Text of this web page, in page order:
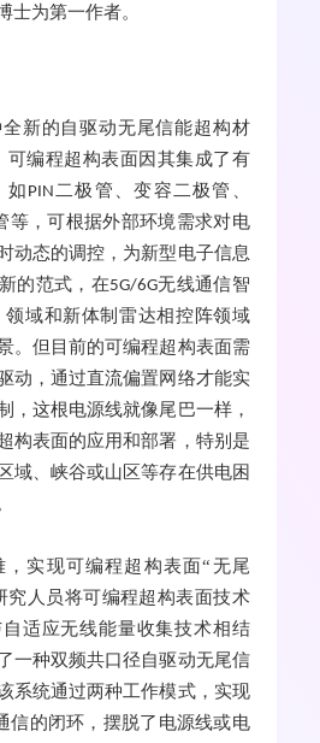
士为第一作者。
新的自驱动无尾信能超构材
可编程超构表面因其集成了有
如 PIN二极管、变容二极管、
等，可根据外部环境需求对电
动态的调控，为新型电子信息
的范式，在5G/6G无线通信智
领域和新体制雷达相控阵领域
。但目前的可编程超构表面需
动，通过直流偏置网络才能实
，这根电源线就像尾巴一样，
构表面的应用和部署，特别是
域、峡谷或山区等存在供电困
，实现可编程超构表面“无尾
究人员将可编程超构表面技术
适应无线能量收集技术相结
一种双频共口径自驱动无尾信
系统通过两种工作模式，实现
信的闭环，摆脱了电源线或电